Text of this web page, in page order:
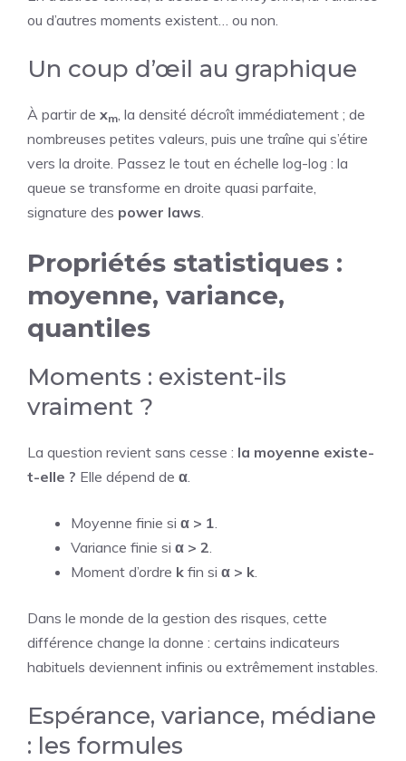
ou d’autres moments existent… ou non.
Un coup d’œil au graphique
À partir de xm, la densité décroît immédiatement ; de
nombreuses petites valeurs, puis une traîne qui s’étire
vers la droite. Passez le tout en échelle log-log : la
queue se transforme en droite quasi parfaite,
signature des power laws.
Propriétés statistiques :
moyenne, variance,
quantiles
Moments : existent-ils
vraiment ?
La question revient sans cesse : la moyenne existe-
t-elle ? Elle dépend de α.
Moyenne finie si α > 1.
Variance finie si α > 2.
Moment d’ordre k fin si α > k.
Dans le monde de la gestion des risques, cette
différence change la donne : certains indicateurs
habituels deviennent infinis ou extrêmement instables.
Espérance, variance, médiane
: les formules